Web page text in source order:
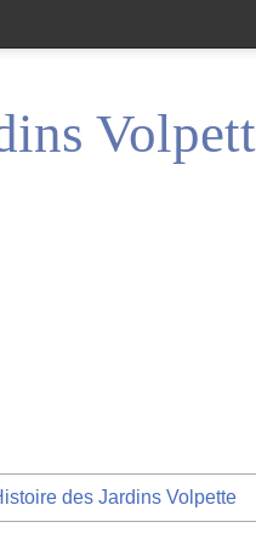
des Jardins Volpette